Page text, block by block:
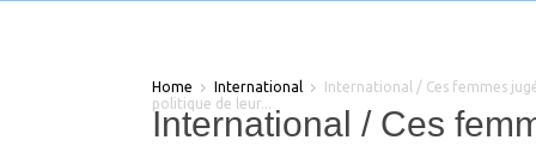
Home International
International / Ces femmes
politique de leur...
International / Ces